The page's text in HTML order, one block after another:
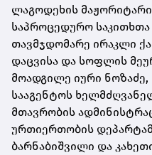
ლაგოდეხის
საპროცედურო
თავმჯდომარე ირაკლი
დაცვისა და სოფლის
მოადგილე იური
სააგენტოს
მთავრობის
ურთიერთობის
ბარნაბიშვილი და